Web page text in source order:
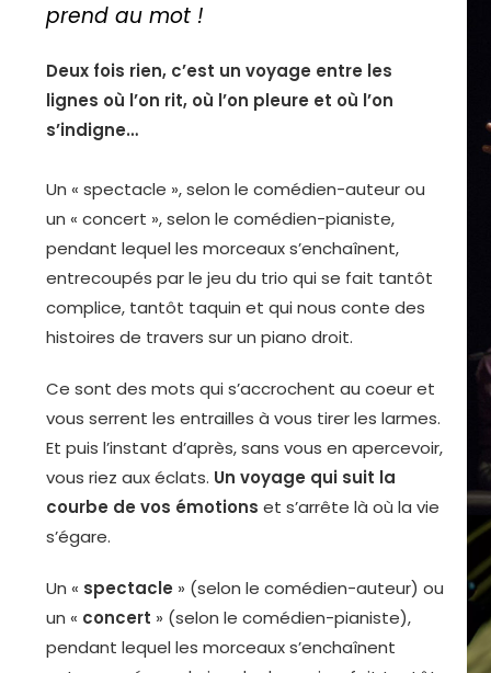
prend au mot !
Deux fois rien, c’est un voyage entre les
lignes où l’on rit, où l’on pleure et où l’on
s’indigne…
Un « spectacle », selon le comédien-auteur ou
un « concert », selon le comédien-pianiste,
pendant lequel les morceaux s’enchaînent,
entrecoupés par le jeu du trio qui se fait tantôt
complice, tantôt taquin et qui nous conte des
histoires de travers sur un piano droit.
Ce sont des mots qui s’accrochent au coeur et
vous serrent les entrailles à vous tirer les larmes.
Et puis l’instant d’après, sans vous en apercevoir,
vous riez aux éclats. Un voyage qui suit la
courbe de vos émotions et s’arrête là où la vie
s’égare.
Un « spectacle » (selon le comédien-auteur) ou
un « concert » (selon le comédien-pianiste),
pendant lequel les morceaux s’enchaînent